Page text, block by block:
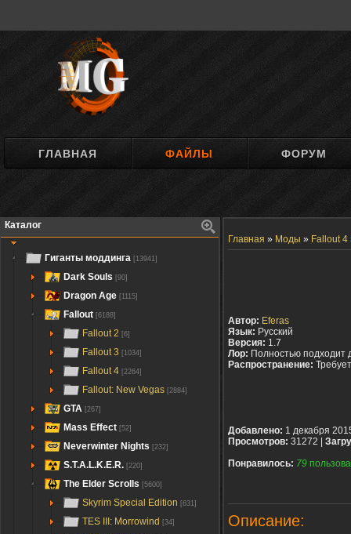
ГЛАВНАЯ ФАЙЛЫ ФОРУМ
Каталог
Гиганты моддинга [13941]
Dark Souls [90]
Dragon Age [1115]
Fallout [6188]
Fallout 2 [6]
Fallout 3 [1034]
Fallout 4 [2264]
Fallout: New Vegas [2884]
GTA [267]
Mass Effect [52]
Neverwinter Nights [232]
S.T.A.L.K.E.R. [220]
The Elder Scrolls [5600]
Skyrim Special Edition [631]
TES III: Morrowind [34]
Главная » Моды » Fallout 4
Автор: Eferas
Язык: Русский
Версия: 1.7
Лор: Полностью подходит
Распространение:
Добавлено: 1 декабря
Просмотров: 31272 |
Понравилось: 79
Описание: